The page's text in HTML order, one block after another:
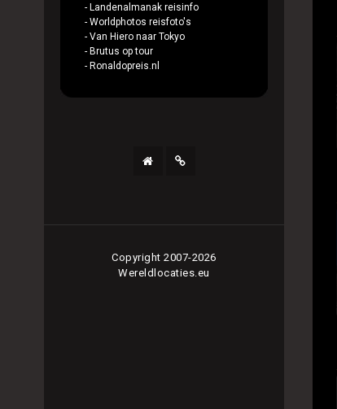
- Landenalmanak reisinfo
- Worldphotos reisfoto's
- Van Hiero naar Tokyo
- Brutus op tour
- Ronaldopreis.nl
Copyright 2007-2026
Wereldlocaties.eu